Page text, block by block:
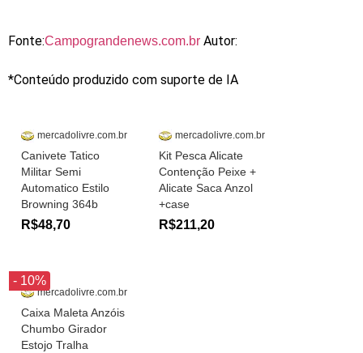
Fonte:Campograndenews.com.br Autor:
*Conteúdo produzido com suporte de IA
mercadolivre.com.br
Canivete Tatico
Militar Semi
Automatico Estilo
Browning 364b
R$48,70
mercadolivre.com.br
Kit Pesca Alicate
Contenção Peixe +
Alicate Saca Anzol
+case
R$211,20
- 10%
mercadolivre.com.br
Caixa Maleta Anzóis
Chumbo Girador
Estojo Tralha